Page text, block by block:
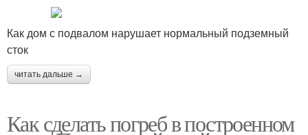
Как дом с подвалом нарушает нормальный подземный
сток
читать дальше →
Как сделать погреб в построенном